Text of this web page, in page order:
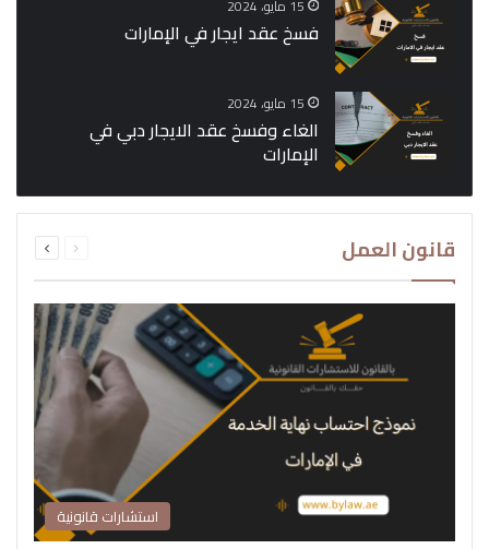
15 مايو، 2024
فسخ عقد ايجار في الإمارات
15 مايو، 2024
الغاء وفسخ عقد الايجار دبي في
الإمارات
قانون العمل
الصفحة
استشارات قانونية